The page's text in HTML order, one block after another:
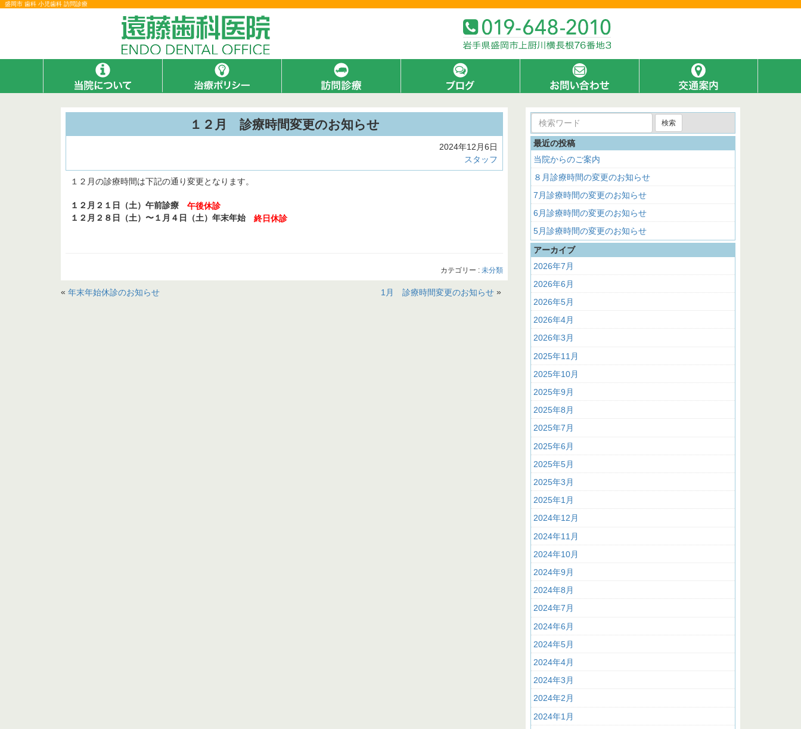
盛岡市 歯科 小児歯科 訪問診療
１２月 診療時間変更のお知らせ
2024年12月6日
スタッフ
１２月の診療時間は下記の通り変更となります。
１２月２１日（土）午前診療 午後休診
１２月２８日（土）〜１月４日（土）年末年始 終日休診
カテゴリー : 未分類
« 年末年始休診のお知らせ 1月 診療時間変更のお知らせ »
検索
最近の投稿
当院からのご案内
８月診療時間の変更のお知らせ
7月診療時間の変更のお知らせ
6月診療時間の変更のお知らせ
5月診療時間の変更のお知らせ
アーカイブ
2026年7月
2026年6月
2026年5月
2026年4月
2026年3月
2025年11月
2025年10月
2025年9月
2025年8月
2025年7月
2025年6月
2025年5月
2025年3月
2025年1月
2024年12月
2024年11月
2024年10月
2024年9月
2024年8月
2024年7月
2024年6月
2024年5月
2024年4月
2024年3月
2024年2月
2024年1月